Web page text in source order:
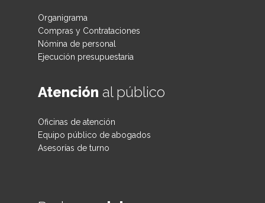
Organigrama
Compras y Contrataciones
Nómina de personal
Ejecución presupuestaria
Atención al público
Oficinas de atención
Equipo público de abogados
Asesorías de turno